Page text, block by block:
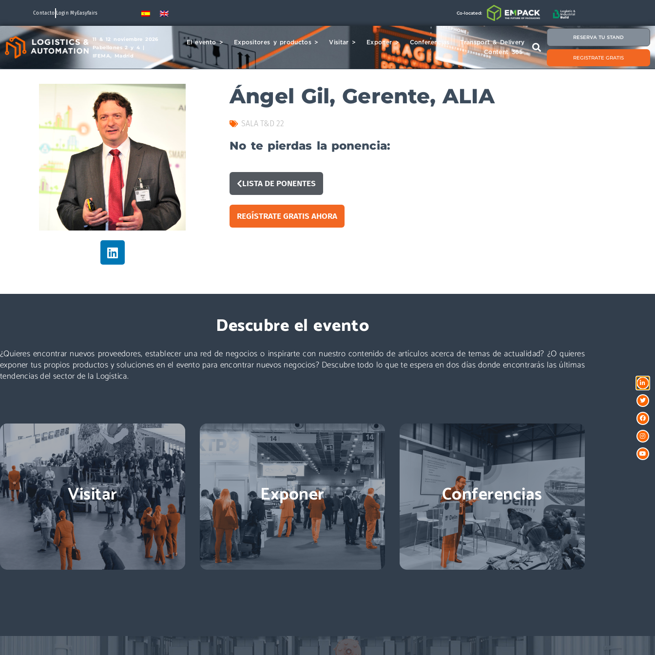
Contacto Login MyEasyfairs Co-located:
11 & 12 noviembre 2026
Pabellones 2 y 4 |
IFEMA, Madrid
El evento > Expositores y productos > Visitar > Exponer > Conferencias
Transport & Delivery
Content 365
RESERVA TU STAND
REGISTRATE GRATIS
Ángel Gil, Gerente, ALIA
SALA T&D 22
No te pierdas la ponencia:
LISTA DE PONENTES
REGÍSTRATE GRATIS AHORA
Descubre el evento
¿Quieres encontrar nuevos proveedores, establecer una red de negocios o inspirarte con nuestro contenido de artículos acerca de temas de actualidad? ¿O quieres
exponer tus propios productos y soluciones en el evento para encontrar nuevos negocios? Descubre todo lo que te espera en dos días donde encontrarás las últimas
tendencias del sector de la Logística.
Visitar
Automation, no te quedes fuera. ¡Conoce nuevos
proveedores, descubre todas las áreas y asiste a las
mejores conferencias!
Exponer
Logistics & Automation es la feria líder en España, el
compras: directores de logística, directores de
compras, responsables de e-commerce … + de
11.000 profesionales para impulsar tu negocio.
Conferencias
de actualidad y perspectivas sobre el futuro del
sector que están a la vuelta de la esquina!